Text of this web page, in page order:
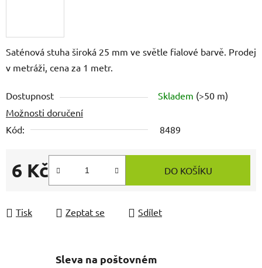
Saténová stuha široká 25 mm ve světle fialové barvě. Prodej
v metráži, cena za 1 metr.
Dostupnost Skladem (>50 m)
Možnosti doručení
Kód:
8489
6 Kč
Měrná cena:
DO KOŠÍKU
Tisk Zeptat se Sdílet
Sleva na poštovném